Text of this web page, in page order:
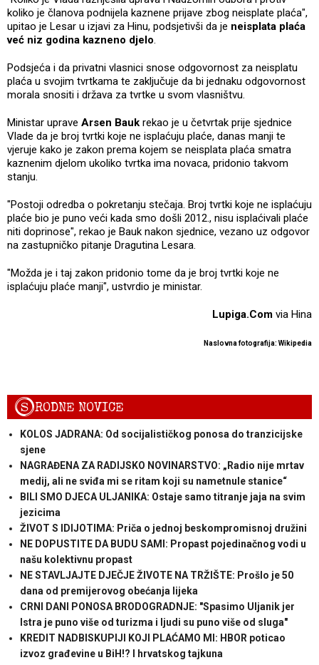
koliko je članova podnijela kaznene prijave zbog neisplate plaća",
upitao je Lesar u izjavi za Hinu, podsjetivši da je neisplata plaća
već niz godina kazneno djelo.
Podsjeća i da privatni vlasnici snose odgovornost za neisplatu
plaća u svojim tvrtkama te zaključuje da bi jednaku odgovornost
morala snositi i država za tvrtke u svom vlasništvu.
Ministar uprave Arsen Bauk rekao je u četvrtak prije sjednice
Vlade da je broj tvrtki koje ne isplaćuju plaće, danas manji te
vjeruje kako je zakon prema kojem se neisplata plaća smatra
kaznenim djelom ukoliko tvrtka ima novaca, pridonio takvom
stanju.
"Postoji odredba o pokretanju stečaja. Broj tvrtki koje ne isplaćuju
plaće bio je puno veći kada smo došli 2012., nisu isplaćivali plaće
niti doprinose", rekao je Bauk nakon sjednice, vezano uz odgovor
na zastupničko pitanje Dragutina Lesara.
"Možda je i taj zakon pridonio tome da je broj tvrtki koje ne
isplaćuju plaće manji", ustvrdio je ministar.
Lupiga.Com via Hina
Naslovna fotografija: Wikipedia
SRODNE NOVICE
KOLOS JADRANA: Od socijalističkog ponosa do tranzicijske
sjene
NAGRAĐENA ZA RADIJSKO NOVINARSTVO: „Radio nije mrtav
medij, ali ne sviđa mi se ritam koji su nametnule stanice“
BILI SMO DJECA ULJANIKA: Ostaje samo titranje jaja na svim
jezicima
ŽIVOT S IDIJOTIMA: Priča o jednoj beskompromisnoj družini
NE DOPUSTITE DA BUDU SAMI: Propast pojedinačnog vodi u
našu kolektivnu propast
NE STAVLJAJTE DJEČJE ŽIVOTE NA TRŽIŠTE: Prošlo je 50
dana od premijerovog obećanja lijeka
CRNI DANI PONOSA BRODOGRADNJE: "Spasimo Uljanik jer
Istra je puno više od turizma i ljudi su puno više od sluga"
KREDIT NADBISKUPIJI KOJI PLAĆAMO MI: HBOR poticao
izvoz građevine u BiH!? I hrvatskog tajkuna